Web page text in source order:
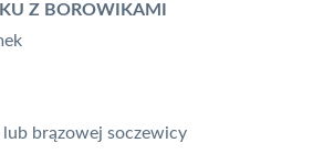
Z BOROWIKAMI
lub brązowej soczewicy